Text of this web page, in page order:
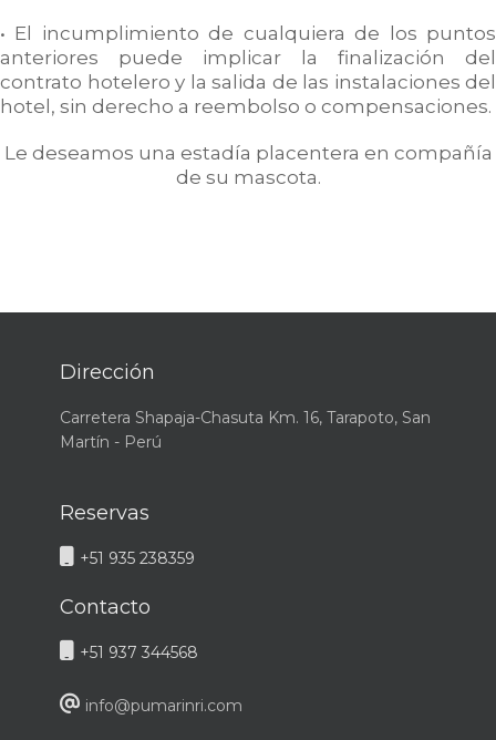
• El incumplimiento de cualquiera de los puntos
anteriores puede implicar la finalización del
contrato hotelero y la salida de las instalaciones del
hotel, sin derecho a reembolso o compensaciones.
Le deseamos una estadía placentera en compañía
de su mascota.
Dirección
Carretera Shapaja-Chasuta Km. 16, Tarapoto, San
Martín - Perú
Reservas
+51 935 238359
Contacto
+51 937 344568
info@pumarinri.com